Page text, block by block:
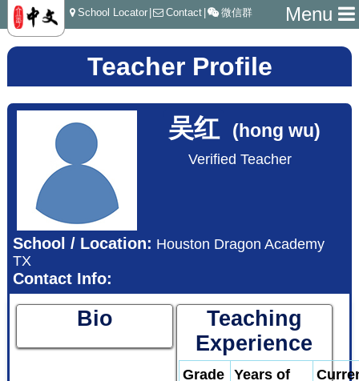
Menu
School Locator Contact 微信群
Teacher Profile
吴红 (hong wu)
Verified Teacher
School / Location: Houston Dragon Academy
TX
Contact Info:
Bio
Teaching
Experience
Grade
Years of